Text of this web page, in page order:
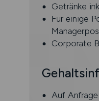
Getränke
Für einige
Corporate
Auf Anfrage